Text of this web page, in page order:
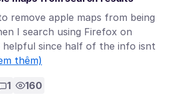
remove apple maps from being
I search using Firefox on
helpful since half of the info isnt
thêm)
1 160